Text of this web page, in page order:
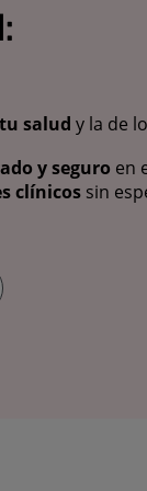
tu salud y la de
y seguro en
clínicos sin